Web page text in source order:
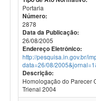
Portaria
Número:
2878
Data da Publicação:
26/08/2005
Endereço Eletrônico:
http://pesquisa.in.gov.br/
data=26/08/
Descrição:
Homologação do Parecer
Trienal 2004